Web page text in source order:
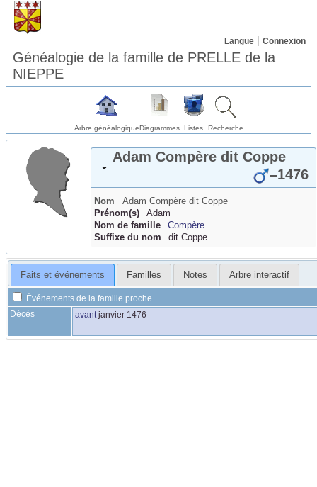
Langue Connexion
Généalogie de la famille de PRELLE de la
NIEPPE
Arbre généalogiqueDiagrammes Listes Recherche
Adam Compère dit Coppe
–1476
Nom Adam Compère dit Coppe
Prénom(s)
Adam
Nom de famille
Compère
Suffixe du nom
dit Coppe
Faits et événements Familles Notes Arbre interactif
Événements de la famille proche
Décès
avantjanvier 1476